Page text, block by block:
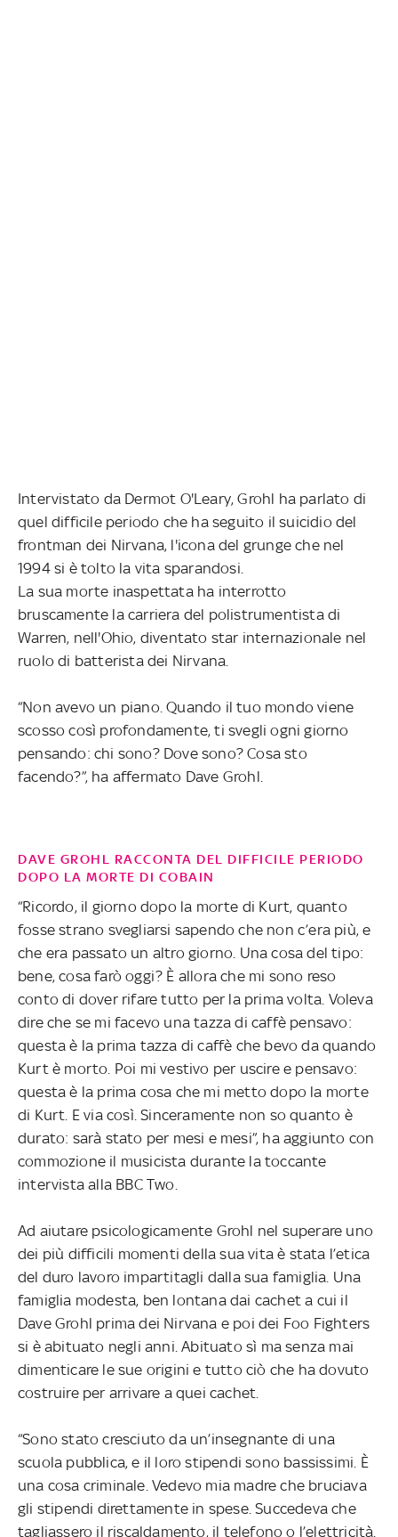
Intervistato da Dermot O'Leary, Grohl ha parlato di
quel difficile periodo che ha seguito il suicidio del
frontman dei Nirvana, l'icona del grunge che nel
1994 si è tolto la vita sparandosi.
La sua morte inaspettata ha interrotto
bruscamente la carriera del polistrumentista di
Warren, nell'Ohio, diventato star internazionale nel
ruolo di batterista dei Nirvana.
“Non avevo un piano. Quando il tuo mondo viene
scosso così profondamente, ti svegli ogni giorno
pensando: chi sono? Dove sono? Cosa sto
facendo?”, ha affermato Dave Grohl.
DAVE GROHL RACCONTA DEL DIFFICILE PERIODO
DOPO LA MORTE DI COBAIN
“Ricordo, il giorno dopo la morte di Kurt, quanto
fosse strano svegliarsi sapendo che non c’era più, e
che era passato un altro giorno. Una cosa del tipo:
bene, cosa farò oggi? È allora che mi sono reso
conto di dover rifare tutto per la prima volta. Voleva
dire che se mi facevo una tazza di caffè pensavo:
questa è la prima tazza di caffè che bevo da quando
Kurt è morto. Poi mi vestivo per uscire e pensavo:
questa è la prima cosa che mi metto dopo la morte
di Kurt. E via così. Sinceramente non so quanto è
durato: sarà stato per mesi e mesi”, ha aggiunto con
commozione il musicista durante la toccante
intervista alla BBC Two.
Ad aiutare psicologicamente Grohl nel superare uno
dei più difficili momenti della sua vita è stata l’etica
del duro lavoro impartitagli dalla sua famiglia. Una
famiglia modesta, ben lontana dai cachet a cui il
Dave Grohl prima dei Nirvana e poi dei Foo Fighters
si è abituato negli anni. Abituato sì ma senza mai
dimenticare le sue origini e tutto ciò che ha dovuto
costruire per arrivare a quei cachet.
“Sono stato cresciuto da un’insegnante di una
scuola pubblica, e il loro stipendi sono bassissimi. È
una cosa criminale. Vedevo mia madre che bruciava
gli stipendi direttamente in spese. Succedeva che
tagliassero il riscaldamento, il telefono o l’elettricità.